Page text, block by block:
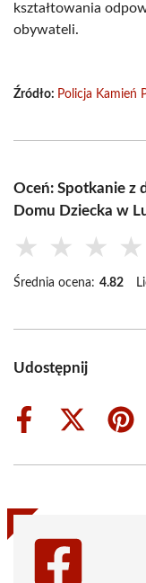
kształtowania
obywateli.
Źródło: Policja Kamień
Oceń: Spotkanie z
Domu Dziecka w
★ ★ ★ ★
Średnia ocena: 4.82
Udostępnij
Share
Share
(Twitter)